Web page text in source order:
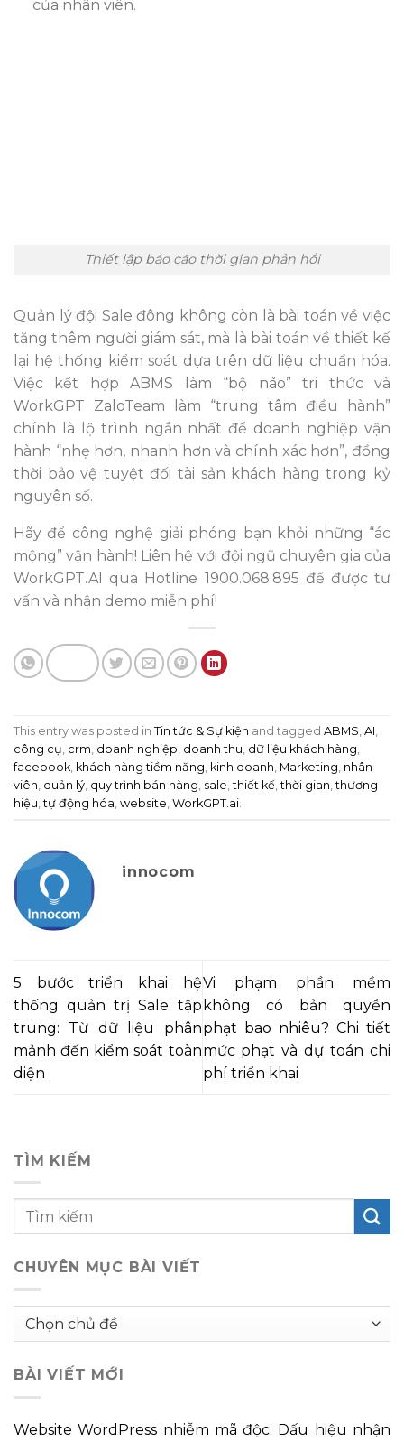
của nhân viên.
Thiết lập báo cáo thời gian phản hồi
Quản lý đội Sale đông không còn là bài toán về việc
tăng thêm người giám sát, mà là bài toán về thiết kế
lại hệ thống kiểm soát dựa trên dữ liệu chuẩn hóa.
Việc kết hợp ABMS làm “bộ não” tri thức và
WorkGPT ZaloTeam làm “trung tâm điều hành”
chính là lộ trình ngắn nhất để doanh nghiệp vận
hành “nhẹ hơn, nhanh hơn và chính xác hơn”, đồng
thời bảo vệ tuyệt đối tài sản khách hàng trong kỷ
nguyên số.
Hãy để công nghệ giải phóng bạn khỏi những “ác
mộng” vận hành! Liên hệ với đội ngũ chuyên gia của
WorkGPT.AI qua Hotline 1900.068.895 để được tư
vấn và nhận demo miễn phí!
This entry was posted in Tin tức & Sự kiện and tagged ABMS AI
công cụ crm doanh nghiệp doanh thu dữ liệu khách hàng
facebook khách hàng tiềm năng kinh doanh Marketing nhân
viên quản lý quy trình bán hàng sale ,thiết kế ,thời gian ,thương
hiệu ,tự động hóa website WorkGPT.ai
innocom
5 bước triển khai hệ
thống quản trị Sale tập
trung: Từ dữ liệu phân
mảnh đến kiểm soát toàn
diện
Vi phạm phần mềm
không có bản quyền
phạt bao nhiêu? Chi tiết
mức phạt và dự toán chi
phí triển khai
TÌM KIẾM
CHUYÊN MỤC BÀI VIẾT
Chuyên
viết
BÀI VIẾT MỚI
Website WordPress nhiễm mã độc: Dấu hiệu nhận